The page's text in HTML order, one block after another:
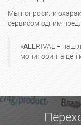
Мы попросили
сервисом одним
«ALLRIVAL – наш
мониторинга цен